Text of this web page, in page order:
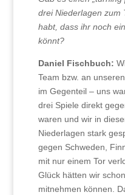
drei Niederlagen zum
habt, dass ihr noch
könnt?
Daniel Fischbuch:
Team bzw. an
im Gegenteil – uns
drei Spiele direkt
waren und wir in
Niederlagen stark
gegen Schweden,
mit nur einem Tor
Glück hätten wir
mitnehmen können.